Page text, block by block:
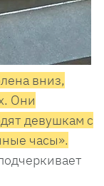
вниз,
Они
девушкам с
часы».